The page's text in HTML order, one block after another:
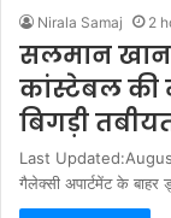
Nirala Samaj 2
सलमान खान
कांस्टेबल की
बिगड़ी
Last
गैलेक्सी अपार्टमेंट के